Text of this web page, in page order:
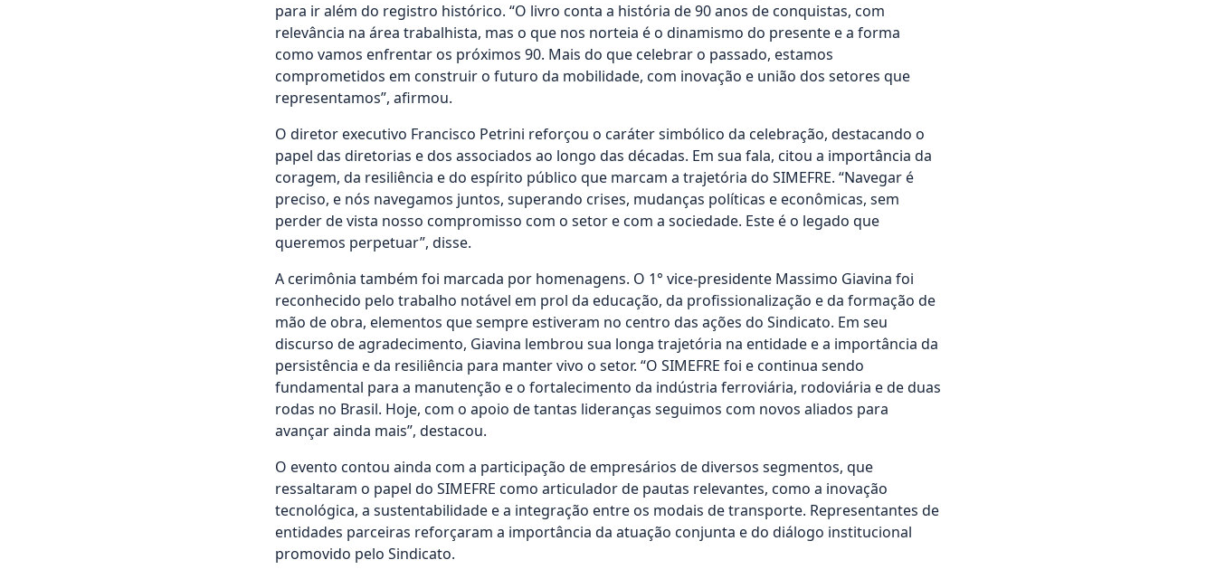
para ir além do registro histórico. “O livro conta a história de 90 anos de conquistas, com
relevância na área trabalhista, mas o que nos norteia é o dinamismo do presente e a forma
como vamos enfrentar os próximos 90. Mais do que celebrar o passado, estamos
comprometidos em construir o futuro da mobilidade, com inovação e união dos setores que
representamos”, afirmou.
O diretor executivo Francisco Petrini reforçou o caráter simbólico da celebração, destacando o
papel das diretorias e dos associados ao longo das décadas. Em sua fala, citou a importância da
coragem, da resiliência e do espírito público que marcam a trajetória do SIMEFRE. “Navegar é
preciso, e nós navegamos juntos, superando crises, mudanças políticas e econômicas, sem
perder de vista nosso compromisso com o setor e com a sociedade. Este é o legado que
queremos perpetuar”, disse.
A cerimônia também foi marcada por homenagens. O 1° vice-presidente Massimo Giavina foi
reconhecido pelo trabalho notável em prol da educação, da profissionalização e da formação de
mão de obra, elementos que sempre estiveram no centro das ações do Sindicato. Em seu
discurso de agradecimento, Giavina lembrou sua longa trajetória na entidade e a importância da
persistência e da resiliência para manter vivo o setor. “O SIMEFRE foi e continua sendo
fundamental para a manutenção e o fortalecimento da indústria ferroviária, rodoviária e de duas
rodas no Brasil. Hoje, com o apoio de tantas lideranças seguimos com novos aliados para
avançar ainda mais”, destacou.
O evento contou ainda com a participação de empresários de diversos segmentos, que
ressaltaram o papel do SIMEFRE como articulador de pautas relevantes, como a inovação
tecnológica, a sustentabilidade e a integração entre os modais de transporte. Representantes de
entidades parceiras reforçaram a importância da atuação conjunta e do diálogo institucional
promovido pelo Sindicato.